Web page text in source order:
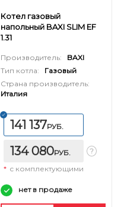
Котел газовый
напольный BAXI SLIM EF
1.31
Производитель:
BAXI
Тип котла:
Газовый
Страна производитель:
Италия
141 137РУБ.
134 080РУБ.
* с комплектующими
нет в продаже